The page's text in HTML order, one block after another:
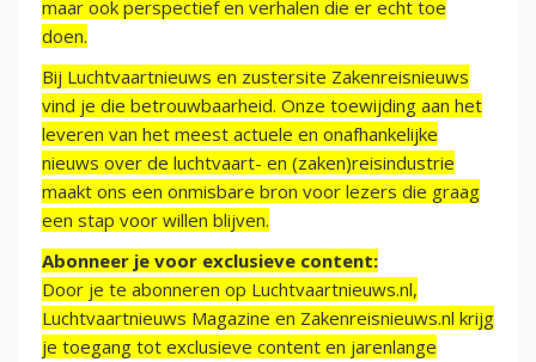
maar ook perspectief en verhalen die er echt toe
doen.
Bij Luchtvaartnieuws en zustersite Zakenreisnieuws
vind je die betrouwbaarheid. Onze toewijding aan het
leveren van het meest actuele en onafhankelijke
nieuws over de luchtvaart- en (zaken)reisindustrie
maakt ons een onmisbare bron voor lezers die graag
een stap voor willen blijven.
Abonneer je voor exclusieve content:
Door je te abonneren op Luchtvaartnieuws.nl,
Luchtvaartnieuws Magazine en Zakenreisnieuws.nl krijg
je toegang tot exclusieve content en jarenlange